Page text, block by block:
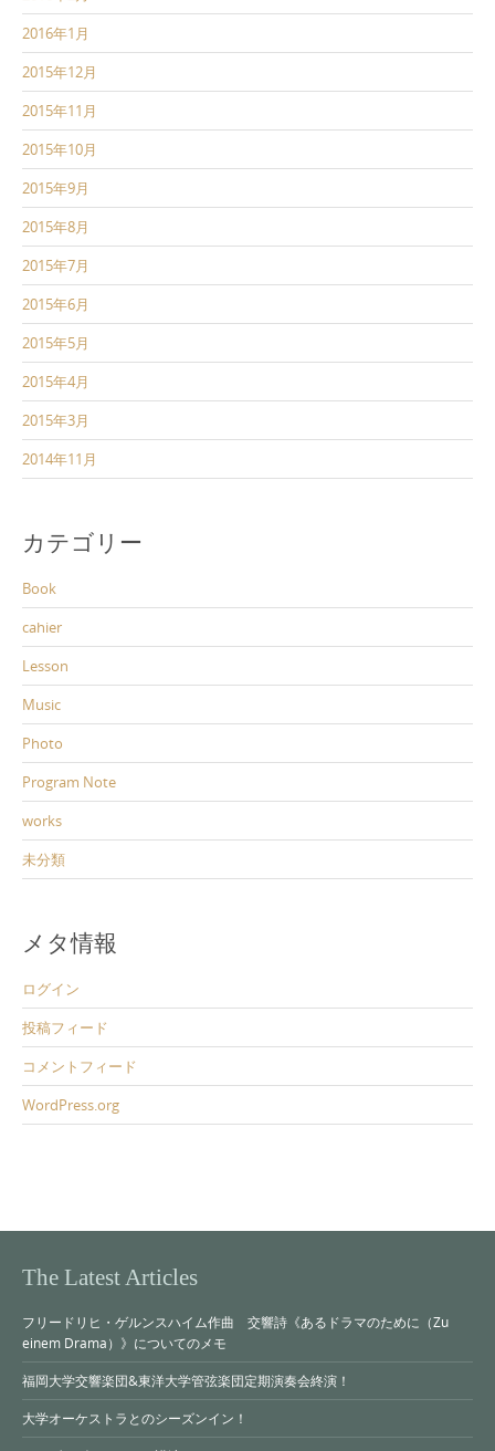
2016年1月
2015年12月
2015年11月
2015年10月
2015年9月
2015年8月
2015年7月
2015年6月
2015年5月
2015年4月
2015年3月
2014年11月
カテゴリー
Book
cahier
Lesson
Music
Photo
Program Note
works
未分類
メタ情報
ログイン
投稿フィード
コメントフィード
WordPress.org
The Latest Articles
フリードリヒ・ゲルンスハイム作曲 交響詩《あるドラマのために（Zu
einem Drama）》についてのメモ
福岡大学交響楽団&東洋大学管弦楽団定期演奏会終演！
大学オーケストラとのシーズンイン！